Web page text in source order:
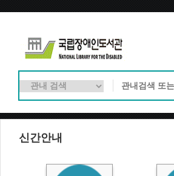
신간안내